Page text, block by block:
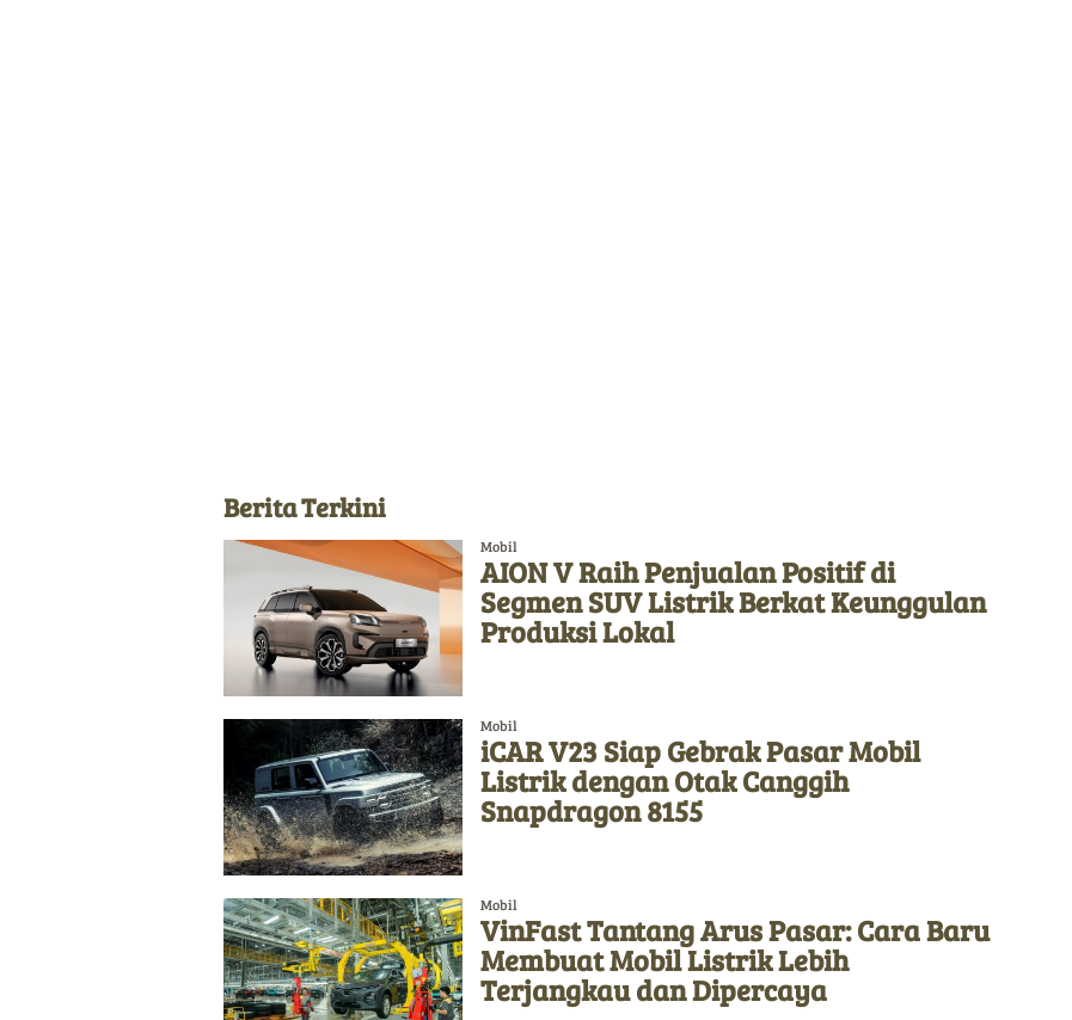
Berita Terkini
Mobil
AION V Raih Penjualan Positif di
Segmen SUV Listrik Berkat Keunggulan
Produksi Lokal
Mobil
iCAR V23 Siap Gebrak Pasar Mobil
Listrik dengan Otak Canggih
Snapdragon 8155
Mobil
VinFast Tantang Arus Pasar: Cara Baru
Membuat Mobil Listrik Lebih
Terjangkau dan Dipercaya